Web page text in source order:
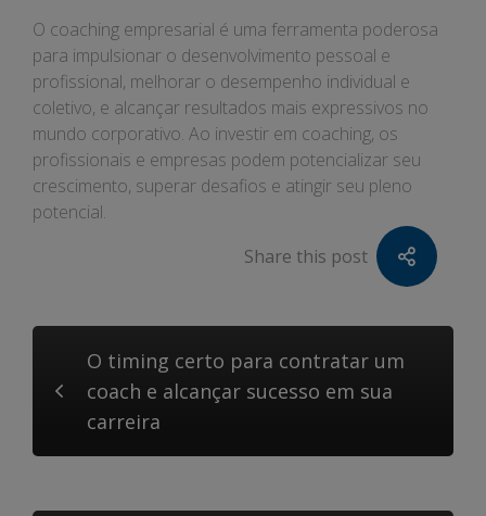
O coaching empresarial é uma ferramenta poderosa
para impulsionar o desenvolvimento pessoal e
profissional, melhorar o desempenho individual e
coletivo, e alcançar resultados mais expressivos no
mundo corporativo. Ao investir em coaching, os
profissionais e empresas podem potencializar seu
crescimento, superar desafios e atingir seu pleno
potencial.
Share this post
O timing certo para contratar um
coach e alcançar sucesso em sua
carreira